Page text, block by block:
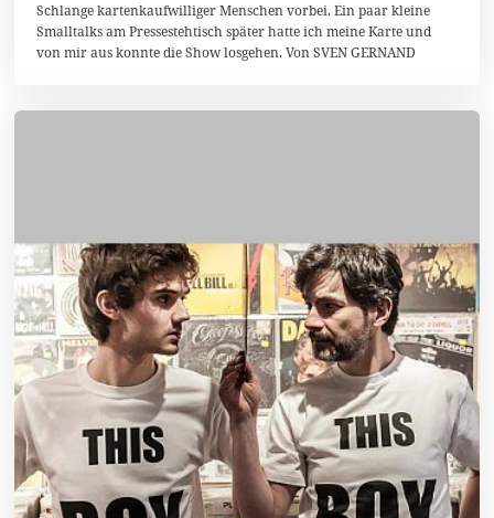
2
0
1
Schlange kartenkaufwilliger Menschen vorbei. Ein paar kleine
Smalltalks am Pressestehtisch später hatte ich meine Karte und
von mir aus konnte die Show losgehen. Von SVEN GERNAND